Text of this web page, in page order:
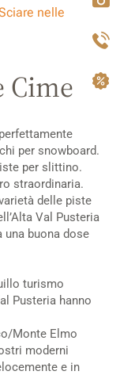
nelle
Cime
per snowboard.
per slittino.
straordinaria.
delle piste
Val Pusteria
una buona dose
turismo
Pusteria hanno
Monte Elmo
moderni
e in